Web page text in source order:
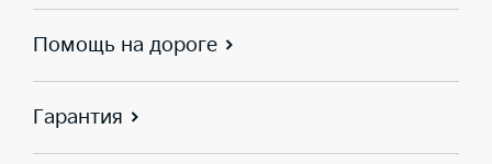
Помощь на дороге
Гарантия